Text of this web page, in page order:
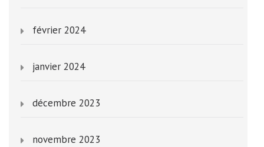
février 2024
janvier 2024
décembre 2023
novembre 2023